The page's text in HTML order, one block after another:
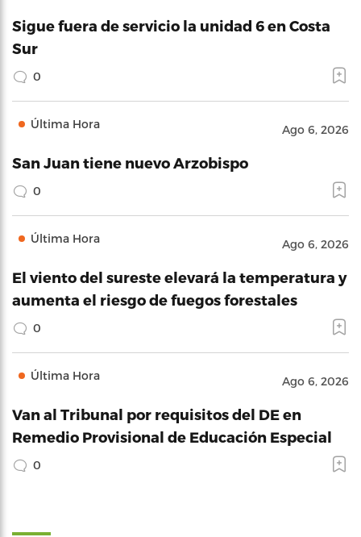
Sigue fuera de servicio la unidad 6 en Costa
Sur
0
Última Hora Ago 6, 2026
San Juan tiene nuevo Arzobispo
0
Última Hora Ago 6, 2026
El viento del sureste elevará la temperatura y
aumenta el riesgo de fuegos forestales
0
Última Hora Ago 6, 2026
Van al Tribunal por requisitos del DE en
Remedio Provisional de Educación Especial
0